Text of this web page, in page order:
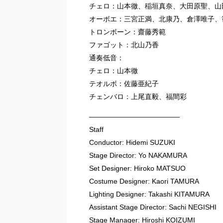
チェロ：山本徹、稲垣真奈、大田原聖、山
オーボエ：三宮正満、北康乃、倉澤唯子、
トロンボーン：齋藤秀範
ファゴット：北山乃香
通奏低音：
チェロ：山本徹
テオルボ：佐藤亜紀子
チェンバロ：上尾直毅、福間彩
—————————————
Staff
Conductor: Hidemi SUZUKI
Stage Director: Yo NAKAMURA
Set Designer: Hiroko MATSUO
Costume Designer: Kaori TAMURA
Lighting Designer: Takashi KITAMURA
Assistant Stage Director: Sachi NEGISHI
Stage Manager: Hiroshi KOIZUMI